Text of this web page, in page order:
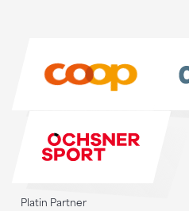
Platin Partner